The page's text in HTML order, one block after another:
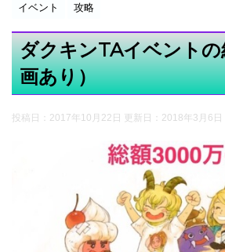
イベント 攻略
ダクキンTAイベントの
画あり）
投稿日：2017年10月22日 更新日： 2018年3月6日